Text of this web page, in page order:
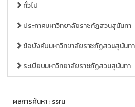
ทั่วไป
ประกาศมหาวิทยาลัยราชภัฏสวนสุนันทา
ข้อบังคับมหาวิทยาลัยราชภัฏสวนสุนันทา
ระเบียบมหาวิทยาลัยราชภัฏสวนสุนันทา
ผลการค้นหา : ssru